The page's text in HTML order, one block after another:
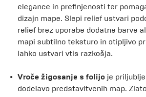
elegance in prefinjenosti ter
dizajn mape. Slepi relief ustvari
relief brez uporabe dodatne barve
mapi subtilno teksturo in otipljivo
lahko ustvari vtis razkošja.
Vroče žigosanje s folijo je
dodelavo predstavitvenih map.